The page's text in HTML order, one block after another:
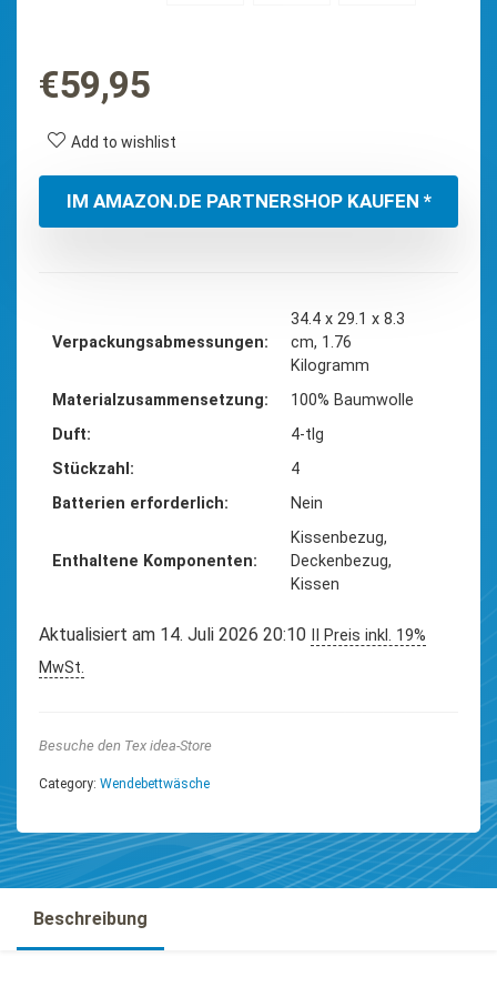
€59,95
Add to wishlist
IM AMAZON.DE PARTNERSHOP KAUFEN *
Verpackungsabmessungen
‎34.4 x 29.1 x 8.3
cm, 1.76
Kilogramm
Materialzusammensetzung
‎100% Baumwolle
Duft
‎4-tlg
Stückzahl
‎4
Batterien erforderlich
‎Nein
Enthaltene Komponenten
‎Kissenbezug,
Deckenbezug,
Kissen
Aktualisiert am 14. Juli 2026 20:10 II Preis inkl. 19%
MwSt.
Besuche den Tex idea-Store
Category: Wendebettwäsche
Beschreibung